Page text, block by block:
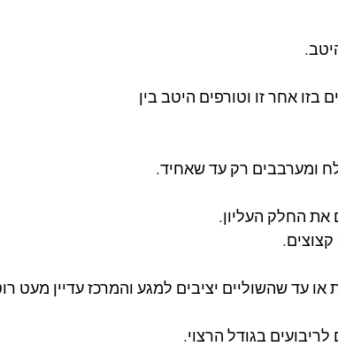
בזו אחר זו וטורפים היטב בין
ומערבבים רק עד שאחיד.
את החלק העליון.
לריבועים בגודל הרצוי.